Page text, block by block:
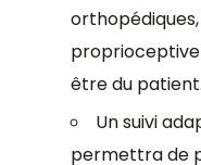
proprioceptive
être du patient.
Un suivi
permettra de